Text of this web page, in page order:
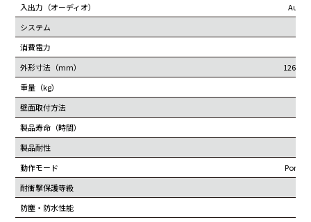
入出力（オーディオ）
システム
消費電力
外形寸法（mm）
重量（kg）
壁面取付方法
製品寿命（時間）
製品耐性
動作モード
耐衝撃保護等級
防塵・防水性能